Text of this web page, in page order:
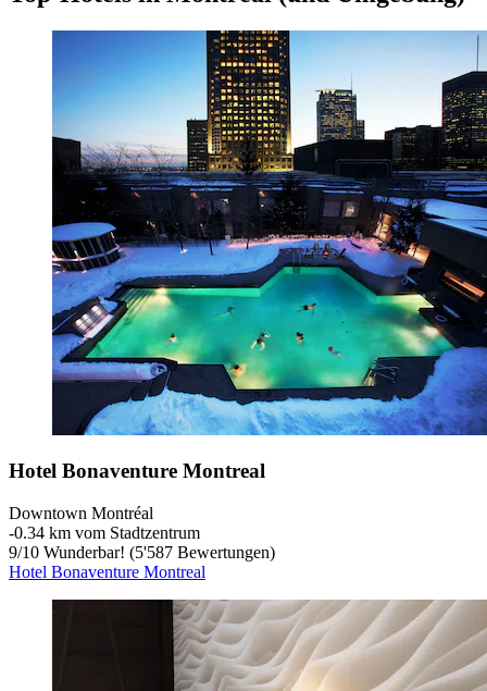
Hotel Bonaventure Montreal
Downtown Montréal
‐0.34 km vom Stadtzentrum
9/10 Wunderbar! (5'587 Bewertungen)
Hotel Bonaventure Montreal